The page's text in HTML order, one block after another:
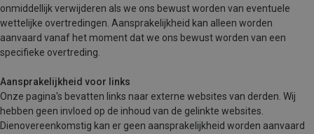
onmiddellijk verwijderen als we ons bewust worden van eventuele
wettelijke overtredingen. Aansprakelijkheid kan alleen worden
aanvaard vanaf het moment dat we ons bewust worden van een
specifieke overtreding.
Aansprakelijkheid voor links
Onze pagina's bevatten links naar externe websites van derden. Wij
hebben geen invloed op de inhoud van de gelinkte websites.
Dienovereenkomstig kan er geen aansprakelijkheid worden aanvaard